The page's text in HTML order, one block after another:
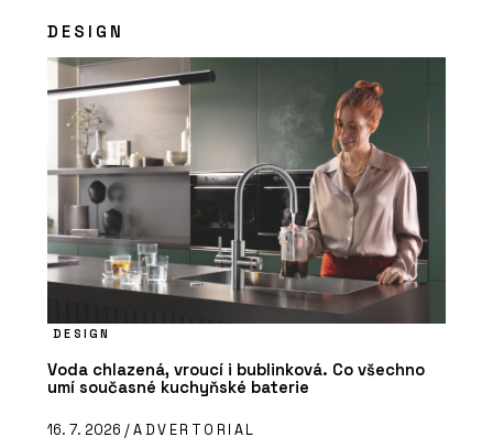
DESIGN
DESIGN
Voda chlazená, vroucí i bublinková. Co všechno
umí současné kuchyňské baterie
16. 7. 2026 /ADVERTORIAL